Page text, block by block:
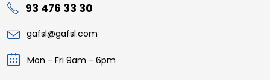
93 476 33 30
gafsl@gafsl.com
Mon - Fri 9am - 6pm